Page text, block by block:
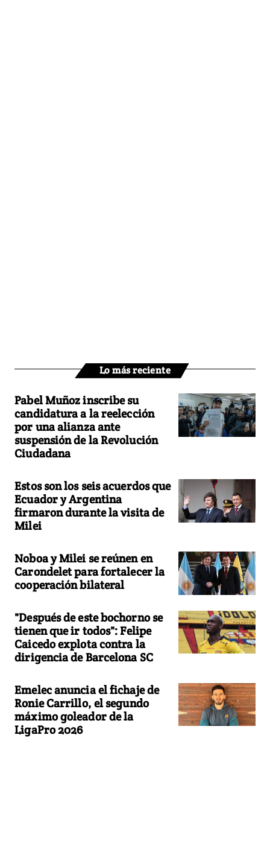
Lo más reciente
Pabel Muñoz inscribe su
candidatura a la reelección
por una alianza ante
suspensión de la Revolución
Ciudadana
Estos son los seis acuerdos que
Ecuador y Argentina
firmaron durante la visita de
Milei
Noboa y Milei se reúnen en
Carondelet para fortalecer la
cooperación bilateral
"Después de este bochorno se
tienen que ir todos": Felipe
Caicedo explota contra la
dirigencia de Barcelona SC
Emelec anuncia el fichaje de
Ronie Carrillo, el segundo
máximo goleador de la
LigaPro 2026